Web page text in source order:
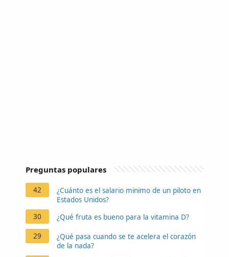
Preguntas populares
42
¿Cuánto es el salario minimo de un piloto en
Estados Unidos?
30
¿Qué fruta es bueno para la vitamina D?
29
¿Qué pasa cuando se te acelera el corazón
de la nada?